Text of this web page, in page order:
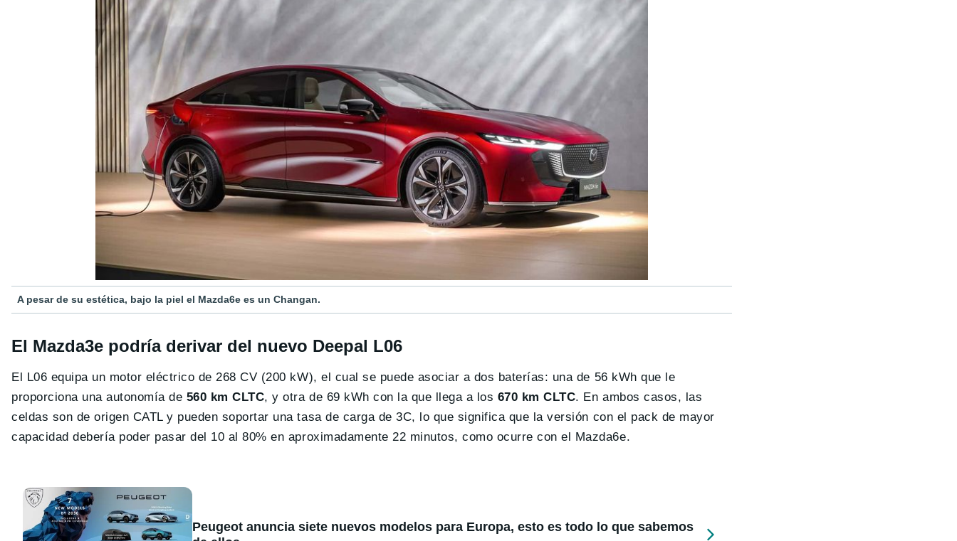
A pesar de su estética, bajo la piel el Mazda6e es un Changan.
El Mazda3e podría derivar del nuevo Deepal L06
El L06 equipa un motor eléctrico de 268 CV (200 kW), el cual se puede asociar a dos baterías: una de 56 kWh que le
proporciona una autonomía de 560 km CLTC, y otra de 69 kWh con la que llega a los 670 km CLTC. En ambos casos, las
celdas son de origen CATL y pueden soportar una tasa de carga de 3C, lo que significa que la versión con el pack de mayor
capacidad debería poder pasar del 10 al 80% en aproximadamente 22 minutos, como ocurre con el Mazda6e.
Peugeot anuncia siete nuevos modelos para Europa, esto es todo lo que sabemos